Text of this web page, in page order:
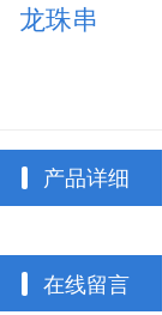
龙珠串
产品详细
在线留言